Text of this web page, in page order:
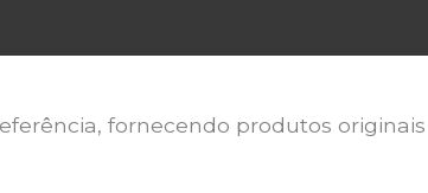
fornecendo produtos